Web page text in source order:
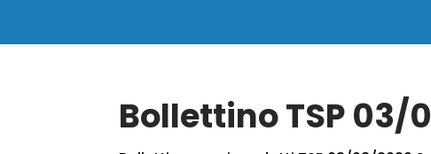
Bollettino TSP 03/